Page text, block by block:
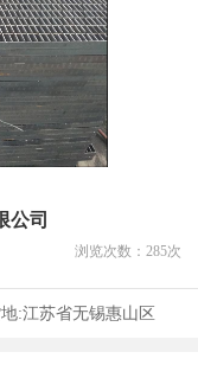
公司
浏览次数： 285次
:江苏省无锡惠山区